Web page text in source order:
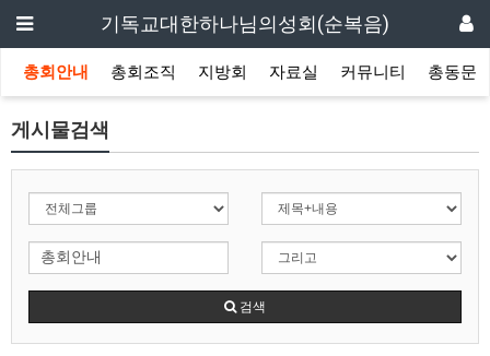
기독교대한하나님의성회(순복음)
총회안내 총회조직 지방회 자료실 커뮤니티 총동문
게시물검색
검색